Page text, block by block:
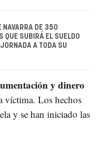
NAVARRA DE 350
QUE SUBIRÁ EL SUELDO
A TODA SU
y dinero
víctima. Los hechos
y se han iniciado las